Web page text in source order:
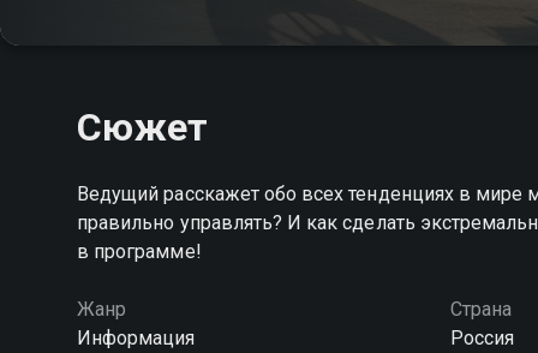
Сюжет
Ведущий расскажет обо всех тенденциях в
правильно управлять? И как сделать
в программе!
Жанр
Информация
Страна
Россия